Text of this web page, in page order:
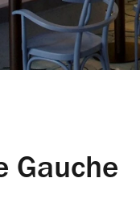
Gauche